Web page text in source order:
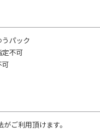
うパック
定不可
ご利用頂けます。